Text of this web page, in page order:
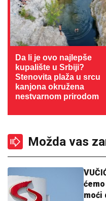
Da li je ovo najlepše
kupalište u Srbiji?
Stenovita plaža u srcu
kanjona okružena
nestvarnom prirodom
Možda vas
moći